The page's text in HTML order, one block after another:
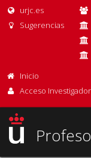
urjc.es
Sugerencias
Inicio
Acceso